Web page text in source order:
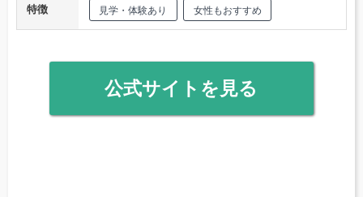
特徴 見学・体験あり 女性もおすすめ
公式サイトを見る